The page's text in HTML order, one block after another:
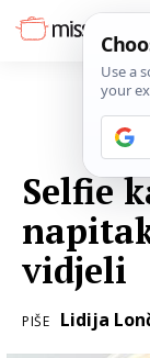
Selfie
vidjeli
PIŠE Lidija